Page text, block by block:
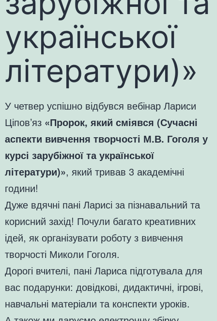
української
літератури)»
У четвер успішно відбувся вебінар Лариси
Ціпов’яз «Пророк, який сміявся (Сучасні
аспекти вивчення творчості М.В. Гоголя у
курсі зарубіжної та української
літератури)», який тривав 3 академічні
години!
Дуже вдячні пані Ларисі за пізнавальний та
корисний захід! Почули багато креативних
ідей, як організувати роботу з вивчення
творчості Миколи Гоголя.
Дорогі вчителі, пані Лариса підготувала для
вас подарунки: довідкові, дидактичні, ігрові,
навчальні матеріали та конспекти уроків.